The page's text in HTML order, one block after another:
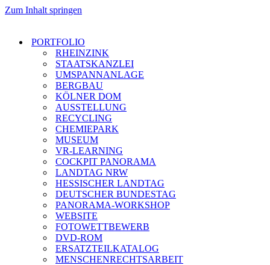
Zum Inhalt springen
PORTFOLIO
RHEINZINK
STAATSKANZLEI
UMSPANNANLAGE
BERGBAU
KÖLNER DOM
AUSSTELLUNG
RECYCLING
CHEMIEPARK
MUSEUM
VR-LEARNING
COCKPIT PANORAMA
LANDTAG NRW
HESSISCHER LANDTAG
DEUTSCHER BUNDESTAG
PANORAMA-WORKSHOP
WEBSITE
FOTOWETTBEWERB
DVD-ROM
ERSATZTEILKATALOG
MENSCHENRECHTSARBEIT